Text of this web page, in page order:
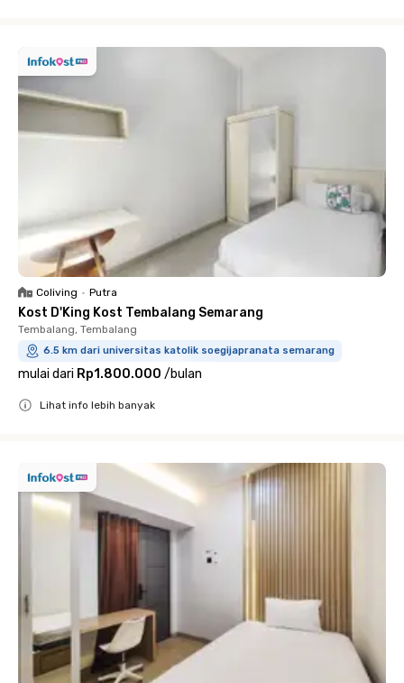
Coliving • Putra
Kost D'King Kost Tembalang Semarang
Tembalang, Tembalang
6.5 km dari universitas katolik soegijapranata semarang
mulai dari Rp1.800.000 /bulan
Lihat info lebih banyak